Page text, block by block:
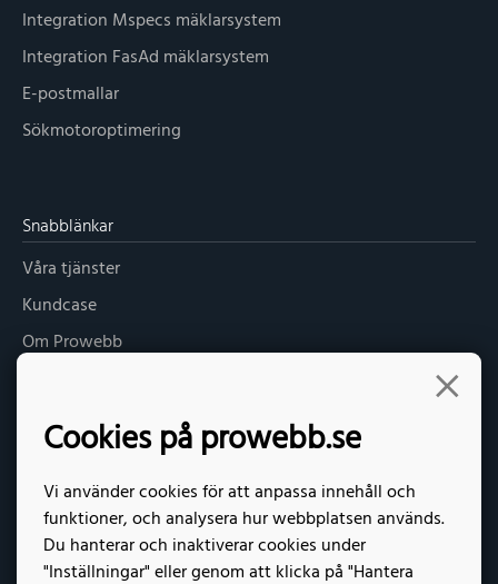
Integration Mspecs mäklarsystem
Integration FasAd mäklarsystem
E-postmallar
Sökmotoroptimering
Snabblänkar
Våra tjänster
Kundcase
Om Prowebb
Offertförfrågan
Kontakt
Prowebb Växjö AB
Cookies på prowebb.se
Vi använder cookies för att anpassa innehåll och
funktioner, och analysera hur webbplatsen används.
Du hanterar och inaktiverar cookies under
"Inställningar" eller genom att klicka på "Hantera